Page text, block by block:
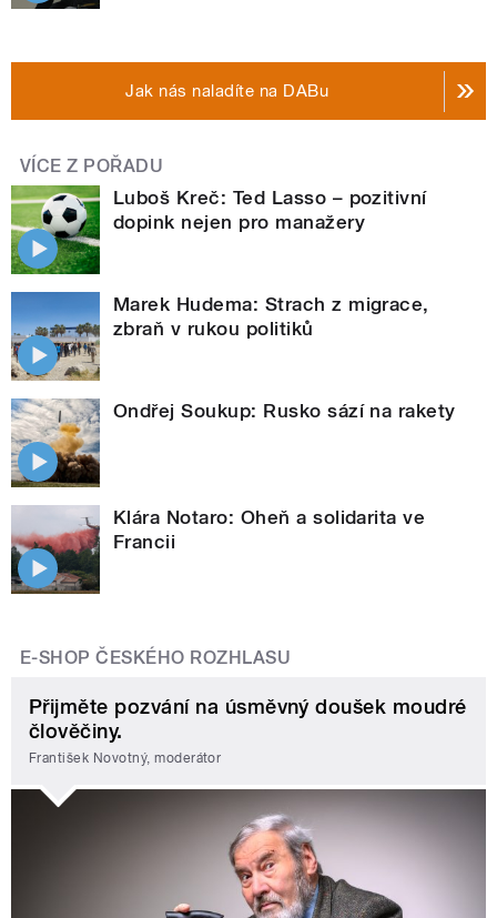
Jak nás naladíte na DABu
VÍCE Z POŘADU
Luboš Kreč: Ted Lasso – pozitivní
dopink nejen pro manažery
Marek Hudema: Strach z migrace,
zbraň v rukou politiků
Ondřej Soukup: Rusko sází na rakety
Klára Notaro: Oheň a solidarita ve
Francii
E-SHOP ČESKÉHO ROZHLASU
Přijměte pozvání na úsměvný doušek moudré
člověčiny.
František Novotný, moderátor